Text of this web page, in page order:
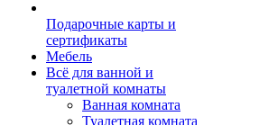
Подарочные карты и
сертификаты
Мебель
Всё для ванной и
туалетной комнаты
Ванная комната
Туалетная комната